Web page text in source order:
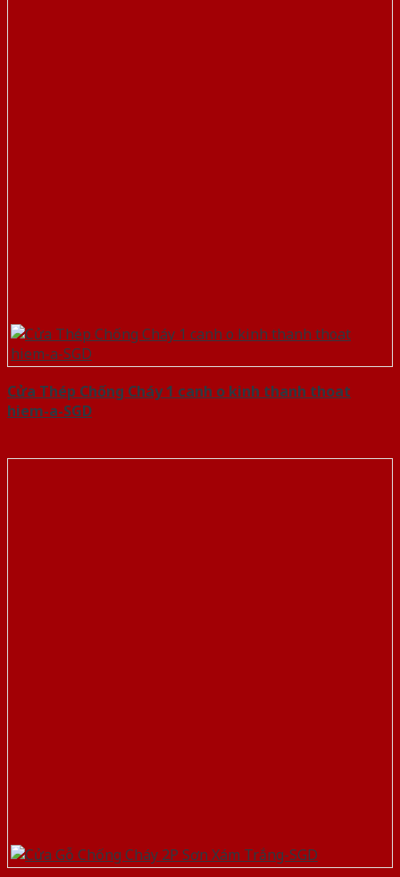
Cửa Thép Chống Cháy 1 canh o kinh thanh thoat
hiem-a-SGD